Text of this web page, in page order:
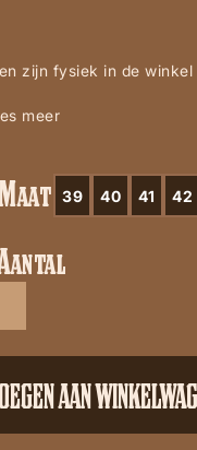
zijn fysiek in de winkel
meer
39 40 41 42
AAN